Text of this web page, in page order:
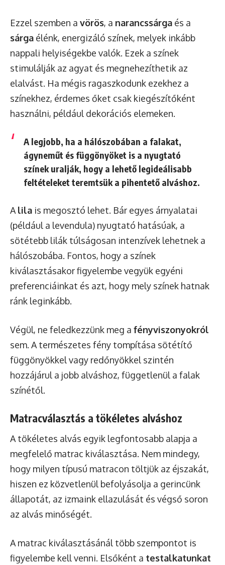
Ezzel szemben a vörös, a narancssárga és a
sárga élénk, energizáló színek, melyek inkább
nappali helyiségekbe valók. Ezek a színek
stimulálják az agyat és megnehezíthetik az
elalvást. Ha mégis ragaszkodunk ezekhez a
színekhez, érdemes őket csak kiegészítőként
használni, például dekorációs elemeken.
A legjobb, ha a hálószobában a falakat,
ágyneműt és függönyöket is a nyugtató
színek uralják, hogy a lehető legideálisabb
feltételeket teremtsük a pihentető alváshoz.
A lila is megosztó lehet. Bár egyes árnyalatai
(például a levendula) nyugtató hatásúak, a
sötétebb lilák túlságosan intenzívek lehetnek a
hálószobába. Fontos, hogy a színek
kiválasztásakor figyelembe vegyük egyéni
preferenciáinkat és azt, hogy mely színek hatnak
ránk leginkább.
Végül, ne feledkezzünk meg a fényviszonyokról
sem. A természetes fény tompítása sötétítő
függönyökkel vagy redőnyökkel szintén
hozzájárul a jobb alváshoz, függetlenül a falak
színétől.
Matracválasztás a tökéletes alváshoz
A tökéletes alvás egyik legfontosabb alapja a
megfelelő matrac kiválasztása. Nem mindegy,
hogy milyen típusú matracon töltjük az éjszakát,
hiszen ez közvetlenül befolyásolja a gerincünk
állapotát, az izmaink ellazulását és végső soron
az alvás minőségét.
A matrac kiválasztásánál több szempontot is
figyelembe kell venni. Elsőként a testalkatunkat